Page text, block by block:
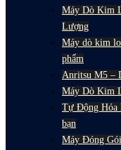
Máy Dò Kim
Lượng
Máy dò kim
phẩm
Anritsu M5 –
Máy Dò Kim
Tự Động Hóa
bạn
Máy Đóng